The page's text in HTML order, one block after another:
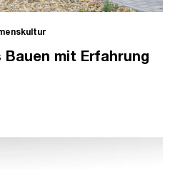
Bauen mit Erfahrung